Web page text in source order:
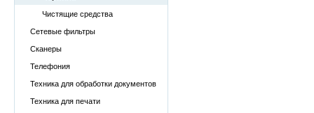
Чистящие средства
Сетевые фильтры
Сканеры
Телефония
Техника для обработки документов
Техника для печати